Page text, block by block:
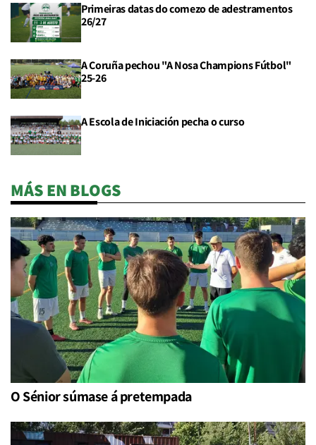
Primeiras datas do comezo de adestramentos
26/27
A Coruña pechou "A Nosa Champions Fútbol"
25-26
A Escola de Iniciación pecha o curso
MÁS EN BLOGS
O Sénior súmase á pretempada